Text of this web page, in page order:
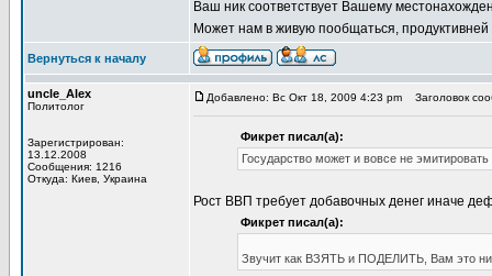
Ваш ник соответствует Вашему
Может нам в живую пообщаться,
Вернуться к началу
uncle_Alex
Политолог
Зарегистрирован:
13.12.2008
Сообщения: 1216
Откуда: Киев, Украина
Добавлено: Вс Окт 18, 2009 4:23 pm Заголовок
Фикрет писал(а):
Государство может и вовсе не
Рост ВВП требует добавочных денег иначе
Фикрет писал(а):
Звучит как ВЗЯТЬ и ПОДЕЛИТЬ, Вам это